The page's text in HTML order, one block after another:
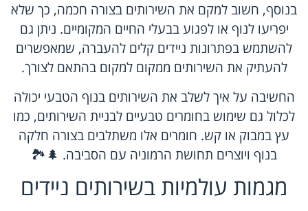
בנוסף, חשוב למקם את השירותים בצורה חכמה, כך שלא
יפריעו לנוף או לפגוע בבעלי החיים המקומיים. ניתן גם
להשתמש בפתרונות ניידים קלים להעברה, שמאפשרים
להעתיק את השירותים ממקום למקום בהתאם לצורך.
החשיבה על איך לשלב את השירותים בנוף הטבעי יכולה
לכלול גם שימוש בחומרים טבעיים לבניית השירותים, כמו
עץ במבוק או קש. חומרים אלו משתלבים בצורה חלקה
בנוף ויוצרים תחושת הרמוניה עם הסביבה. 🌲🏞️
מגמות עולמיות בשירותים ניידים